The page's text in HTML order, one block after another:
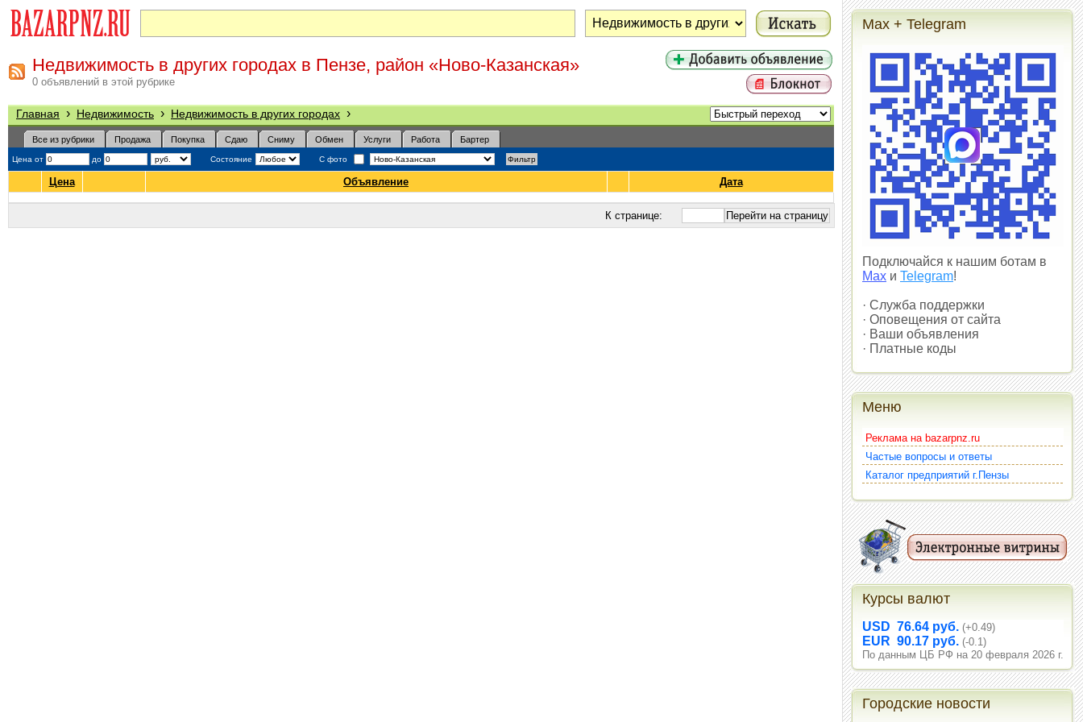
Недвижимость в других городах в Пензе, район «Ново-Казанская»
0 объявлений в этой рубрике
Главная › Недвижимость › Недвижимость в других городах ›
Все из рубрики Продажа Покупка Сдаю Сниму Обмен Услуги Работа Бартер
Цена от до Состояние С фото
Цена Объявление Дата
К странице:
Max + Telegram
Подключайся к нашим ботам в
Max и Telegram!
· Служба поддержки
· Оповещения от сайта
· Ваши объявления
· Платные коды
Меню
Реклама на bazarpnz.ru
Частые вопросы и ответы
Каталог предприятий г.Пензы
Курсы валют
USD 76.64 руб. (+0.49)
EUR 90.17 руб. (-0.1)
По данным ЦБ РФ на 20 февраля 2026 г.
Городские новости